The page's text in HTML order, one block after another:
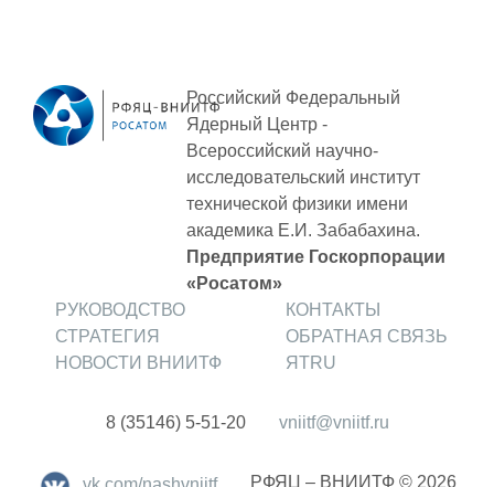
Российский Федеральный
Ядерный Центр -
Всероссийский научно-
исследовательский институт
технической физики имени
академика Е.И. Забабахина.
Предприятие Госкорпорации
«Росатом»
РУКОВОДСТВО
СТРАТЕГИЯ
НОВОСТИ ВНИИТФ
КОНТАКТЫ
ОБРАТНАЯ СВЯЗЬ
ЯТRU
8 (35146) 5-51-20 vniitf@vniitf.ru
РФЯЦ – ВНИИТФ © 2026